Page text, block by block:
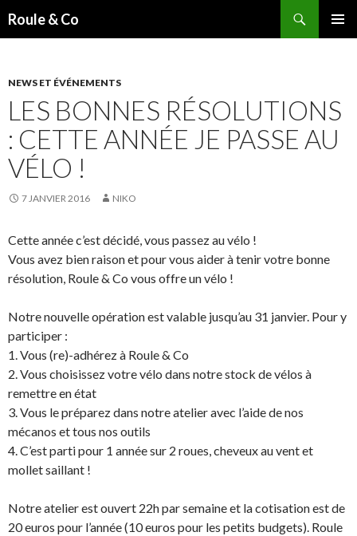
Roule & Co
PRINCIPAL
NEWS ET ÉVÉNEMENTS
LES BONNES RÉSOLUTIONS
: CETTE ANNÉE JE PASSE AU
VÉLO !
7 JANVIER 2016 NIKO
Cette année c’est décidé, vous passez au vélo !
Vous avez bien raison et pour vous aider à tenir votre bonne
résolution, Roule & Co vous offre un vélo !
Notre nouvelle opération est valable jusqu’au 31 janvier. Pour y
participer :
1. Vous (re)-adhérez à Roule & Co
2. Vous choisissez votre vélo dans notre stock de vélos à
remettre en état
3. Vous le préparez dans notre atelier avec l’aide de nos
mécanos et tous nos outils
4. C’est parti pour 1 année sur 2 roues, cheveux au vent et
mollet saillant !
Notre atelier est ouvert 22h par semaine et la cotisation est de
20 euros pour l’année (10 euros pour les petits budgets). Roule